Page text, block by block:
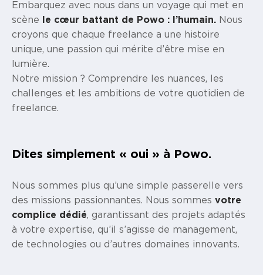
Embarquez avec nous dans un voyage qui met en
scène le cœur battant de Powo : l’humain. Nous
croyons que chaque freelance a une histoire
unique, une passion qui mérite d’être mise en
lumière.
Notre mission ? Comprendre les nuances, les
challenges et les ambitions de votre quotidien de
freelance.
Dites simplement « oui » à Powo.
Nous sommes plus qu’une simple passerelle vers
des missions passionnantes. Nous sommes votre
complice dédié, garantissant des projets adaptés
à votre expertise, qu’il s’agisse de management,
de technologies ou d’autres domaines innovants.